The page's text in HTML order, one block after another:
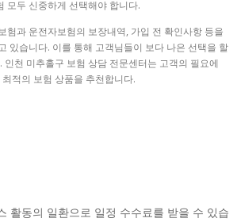
모두 신중하게 선택해야 합니다.
험과 운전자보험의 보장내역, 가입 전 확인사항 등을
있습니다. 이를 통해 고객님들이 보다 나은 선택을 할
인천 미추홀구 보험 상담 전문센터는 고객의 필요에
적의 보험 상품을 추천합니다.
활동의 일환으로 일정 수수료를 받을 수 있습